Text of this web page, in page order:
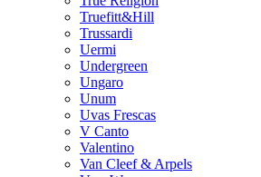
Truefitt&Hill
Trussardi
Uermi
Undergreen
Ungaro
Unum
Uvas Frescas
V Canto
Valentino
Van Cleef & Arpels